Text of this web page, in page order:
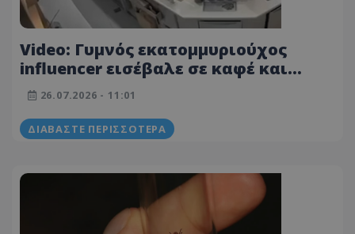
Video: Γυμνός εκατομμυριούχος
influencer εισέβαλε σε καφέ και
προκάλεσε αναστάτωση στη Μύκονο
26.07.2026 - 11:01
ΔΙΑΒΆΣΤΕ ΠΕΡΙΣΣΌΤΕΡΑ